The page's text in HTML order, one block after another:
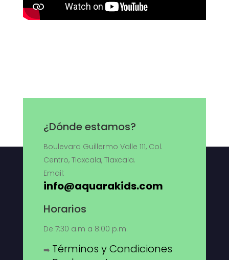
¿Dónde estamos?
Boulevard Guillermo Valle 111, Col.
Centro, Tlaxcala, Tlaxcala.
Email:
info@aquarakids.com
Horarios
De 7:30 a.m a 8:00 p.m.
➡️ Términos y Condiciones